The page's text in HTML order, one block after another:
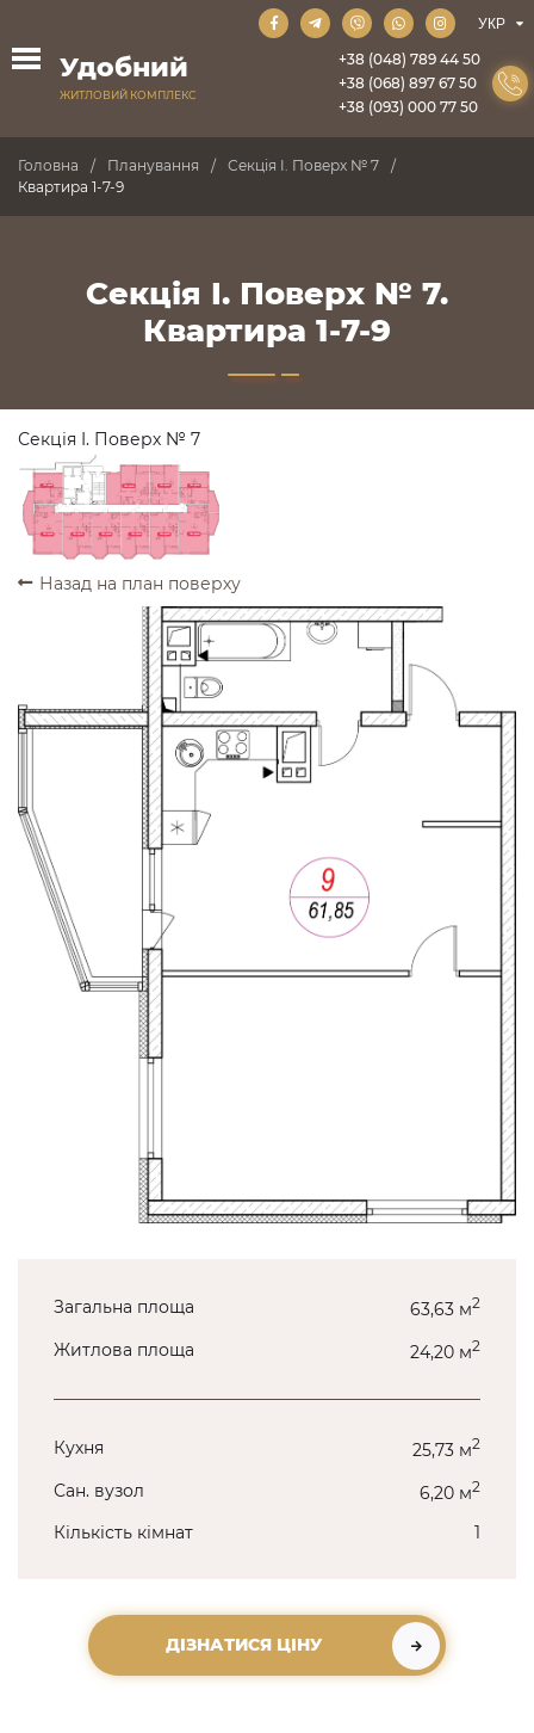
Удобний
ЖИТЛОВИЙ КОМПЛЕКС
+38 (048) 789 44 50
+38 (068) 897 67 50
+38 (093) 000 77 50
Головна Планування
Секція I. Поверх № 7
Квартира 1-7-9
Секція I. Поверх № 7.
Квартира 1-7-9
Секція I. Поверх № 7
ПРОДАНО ПРОДАНО ПРОДАНО
ПРОДАНО
ПРОДАНО
ПРОДАНО
ПРОДАНО
ПРОДАНО
ПРОДАНО
ПРОДАНО
Назад на план поверху
Загальна площа 63,63 м2
Житлова площа 24,20 м2
Кухня 25,73 м2
Сан. вузол 6,20 м2
Кількість кімнат 1
ДІЗНАТИСЯ ЦІНУ